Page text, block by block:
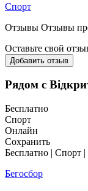
Спорт
Отзывы Отзывы
Оставьте свой
Добавить отзыв
Рядом с
Бесплатно
Спорт
Онлайн
Сохранить
Бесплатно | Спорт
Бегосбор